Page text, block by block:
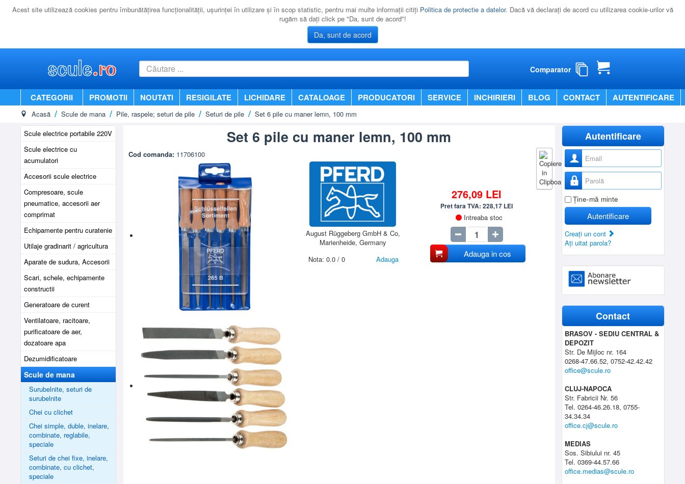
Acest site utilizează cookies pentru îmbunătăţirea funcţionalităţii, uşurinţei în utilizare şi în scop statistic, pentru mai multe informaţii citiţi Politica de protectie a datelor. Dacă vă declaraţi de acord cu utilizarea cookie-urilor vă
rugăm să daţi click pe "Da, sunt de acord"!
Da, sunt de acord
Comparator
CATEGORII PROMOTII NOUTATI RESIGILATE LICHIDARE CATALOAGE PRODUCATORI SERVICE INCHIRIERI BLOG CONTACT AUTENTIFICARE
Acasă Scule de mana Pile, raspele; seturi de pile Seturi de pile
Set 6 pile cu maner lemn, 100 mm
Scule electrice portabile 220V
Scule electrice cu
acumulatori
Accesorii scule electrice
Compresoare, scule
pneumatice, accesorii aer
comprimat
Echipamente pentru curatenie
Utilaje gradinarit / agricultura
Aparate de sudura, Accesorii
Scari, schele, echipamente
constructii
Generatoare de curent
Ventilatoare, racitoare,
purificatoare de aer,
dozatoare apa
Dezumidificatoare
Scule de mana
Surubelnite, seturi de
surubelnite
Chei cu clichet
Chei simple, duble, inelare,
combinate, reglabile,
speciale
Seturi de chei fixe, inelare,
combinate, cu clichet,
speciale
Set 6 pile cu maner lemn, 100 mm
Cod comanda: 11706100
August Rüggeberg GmbH & Co,
Marienheide, Germany
Nota:0.0/ 0 Adauga
276,09 LEI
Pret fara TVA:228,17 LEI
Intreaba stoc
Adauga in cos
Autentificare
Nume utilizator
Parolă
Ţine-mă minte
Autentificare
Creaţi un cont
Aţi uitat parola?
Contact
BRASOV - SEDIU CENTRAL &
DEPOZIT
Str. De Mijloc nr. 164
0268-47.66.52, 0752-42.42.42
office@scule.ro
CLUJ-NAPOCA
Str. Fabricii Nr. 56
Tel. 0264-46.26.18, 0755-
34.34.34
office.cj@scule.ro
MEDIAS
Sos. Sibiului nr. 45
Tel. 0369-44.57.66
office.medias@scule.ro